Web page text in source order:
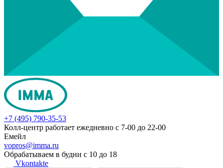
+7 (495) 790-35-53
Колл-центр работает ежедневно с 7-00 до 22-00
Емейл
vopros@imma.ru
Обрабатываем в будни с 10 до 18
Vkontakte